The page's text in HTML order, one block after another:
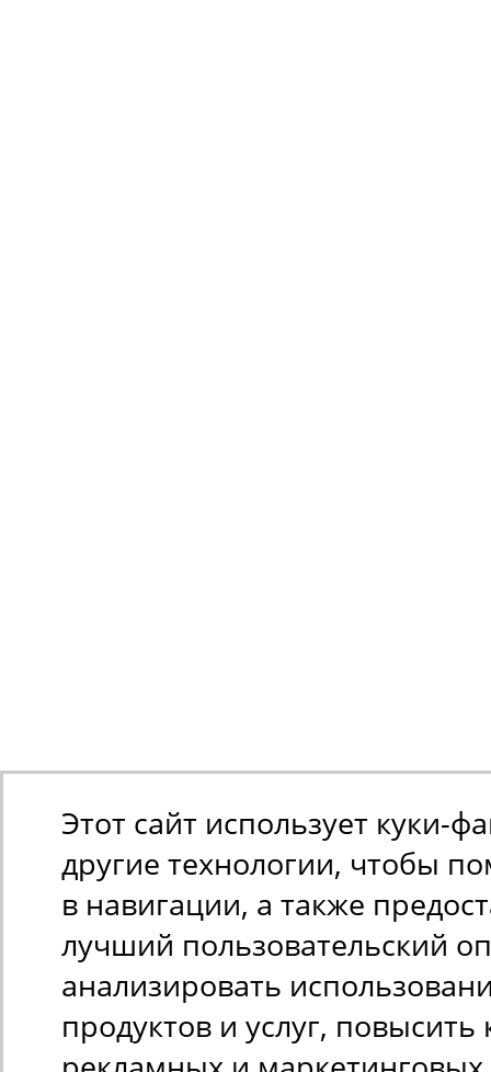
Этот сайт использует куки-
другие технологии, чтобы
в навигации, а также
лучший пользовательский
анализировать
продуктов и услуг, повысить